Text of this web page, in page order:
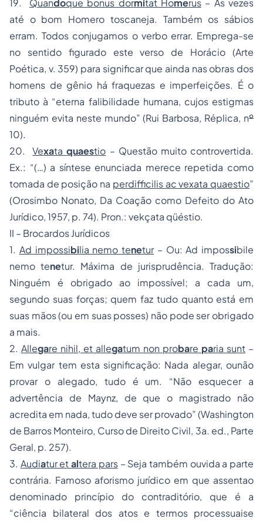
19. Quandoque bonus dormitat Homerus– Às vezes
até o bom Homero toscaneja. Também os sábios
erram. Todos conjugamos o verbo errar. Emprega-se
no sentido figurado este verso de Horácio (Arte
Poética, v. 359) para significar que ainda nas obras dos
homens de gênio há fraquezas e imperfeições. É o
tributo à “eterna falibilidade humana, cujos estigmas
ninguém evita neste mundo” (Rui Barbosa, Réplica, nº
10).
20.Vexataquaestio – Questão muito controvertida.
Ex.: “(…) a síntese enunciada merece repetida como
tomada de posição na perdifficilis ac vexata quaestio”
(Orosimbo Nonato, Da Coação como Defeito do Ato
Jurídico, 1957, p. 74). Pron.: vekçata qüéstio.
II – Brocardos Jurídicos
1. Ad impossibilia nemo tenetur– Ou: Ad impossibile
nemo tenetur. Máxima de jurisprudência. Tradução:
Ninguém é obrigado ao impossível; a cada um,
segundo suas forças; quem faz tudo quanto está em
suas mãos (ou em suas posses) não pode ser obrigado
a mais.
2. Allegare nihil, et allegatum non probare paria sunt –
Em vulgar tem esta significação: Nada alegar, ounão
provar o alegado, tudo é um. “Não esquecer a
advertência de Maynz, de que o magistrado não
acredita em nada, tudo deve ser provado” (Washington
de Barros Monteiro, Curso de Direito Civil, 3a. ed., Parte
Geral, p. 257).
3. Audiatur etaltera pars– Seja também ouvida a parte
contrária. Famoso aforismo jurídico em que assentao
denominado princípio do contraditório, que é a
“ciência bilateral dos atos e termos processuaise